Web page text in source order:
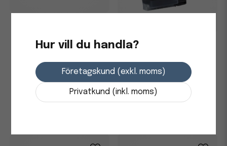
293,75 kr
3-7 dagars leverans
+
Bläckpatron Brother XL
611,25 kr
Skickas från leverantör
Hur vill du handla?
Företagskund (exkl. moms)
Privatkund (inkl. moms)